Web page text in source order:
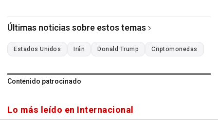
Últimas noticias sobre estos temas
Estados Unidos Irán Donald Trump Criptomonedas
Contenido patrocinado
Lo más leído en Internacional